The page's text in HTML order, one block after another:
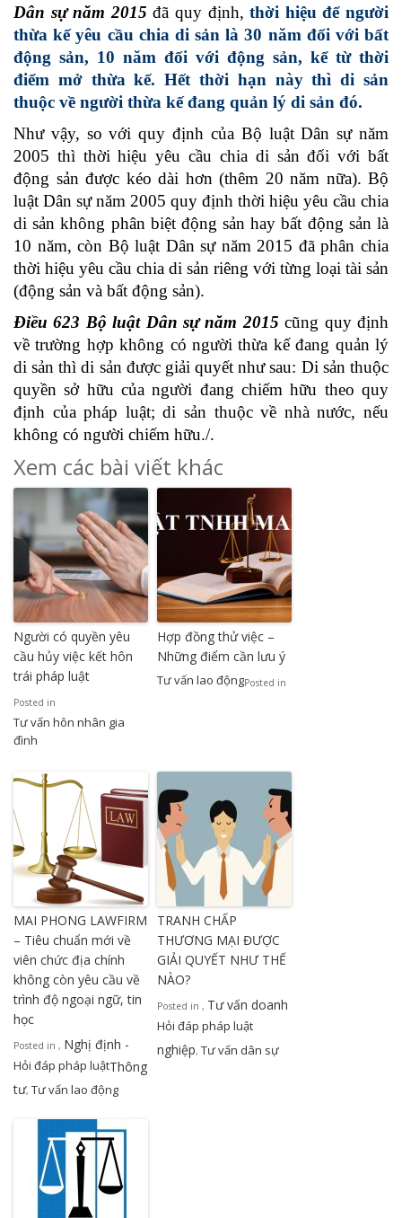
Dân sự năm 2015 đã quy định,thời hiệu để người
thừa kế yêu cầu chia di sản là 30 năm đối với bất
động sản, 10 năm đối với động sản, kể từ thời
điểm mở thừa kế. Hết thời hạn này thì di sản
thuộc về người thừa kế đang quản lý di sản đó.
Như vậy, so với quy định của Bộ luật Dân sự năm
2005 thì thời hiệu yêu cầu chia di sản đối với bất
động sản được kéo dài hơn (thêm 20 năm nữa). Bộ
luật Dân sự năm 2005 quy định thời hiệu yêu cầu chia
di sản không phân biệt động sản hay bất động sản là
10 năm, còn Bộ luật Dân sự năm 2015 đã phân chia
thời hiệu yêu cầu chia di sản riêng với từng loại tài sản
(động sản và bất động sản).
Điều 623 Bộ luật Dân sự năm 2015 cũng quy định
về trường hợp không có người thừa kế đang quản lý
di sản thì di sản được giải quyết như sau: Di sản thuộc
quyền sở hữu của người đang chiếm hữu theo quy
định của pháp luật; di sản thuộc về nhà nước, nếu
không có người chiếm hữu./.
Xem các bài viết khác
Người có quyền yêu
cầu hủy việc kết hôn
trái pháp luật
Posted in
Tư vấn hôn nhân gia
đình
Hợp đồng thử việc –
Những điểm cần lưu ý
Posted in
Tư vấn lao động
MAI PHONG LAWFIRM
– Tiêu chuẩn mới về
viên chức địa chính
không còn yêu cầu về
trình độ ngoại ngữ, tin
học
Posted in
Hỏi đáp pháp luật
, Nghị định -
Thông
tư, Tư vấn lao động
TRANH CHẤP
THƯƠNG MẠI ĐƯỢC
GIẢI QUYẾT NHƯ THẾ
NÀO?
Posted in
Hỏi đáp pháp luật
, Tư vấn doanh
nghiệp, Tư vấn dân sự